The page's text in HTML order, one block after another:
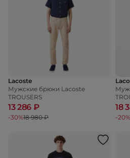
Lacoste
Мужские брюки Lacoste
TROUSERS
13 286 ₽
-30%18 980 ₽
18
-20%